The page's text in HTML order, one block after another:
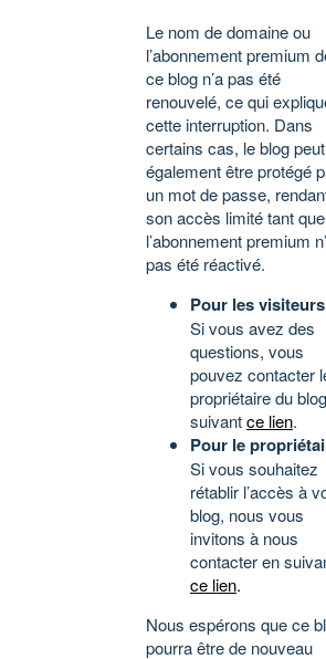
Le nom de domaine ou
l’abonnement premium
ce blog n’a pas été
renouvelé, ce qui
cette interruption. Dans
certains cas, le blog peut
également être protégé
un mot de passe,
son accès limité tant que
l’abonnement premium
pas été réactivé.
Pour les visiteurs
Si vous avez des
questions, vous
pouvez contacter
propriétaire du
suivantce lien.
Pour le
Si vous souhaitez
rétablir l’accès à
blog, nous vous
invitons à nous
contacter en
ce lien.
Nous espérons que ce
pourra être de nouveau